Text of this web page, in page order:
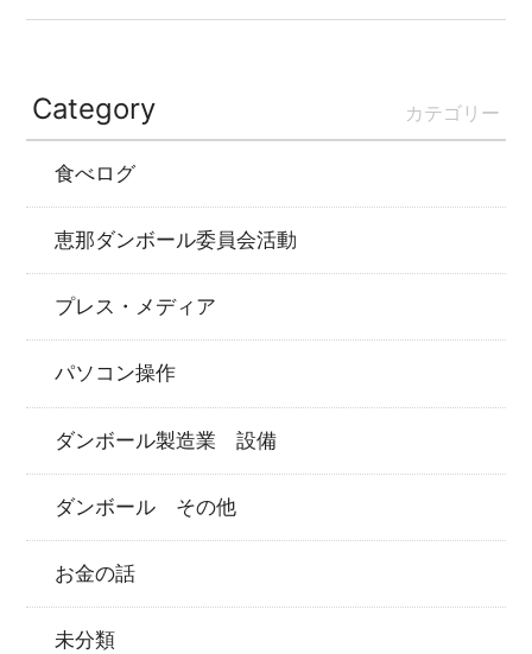
Category カテゴリー
食べログ
恵那ダンボール委員会活動
プレス・メディア
パソコン操作
ダンボール製造業 設備
ダンボール その他
お金の話
未分類